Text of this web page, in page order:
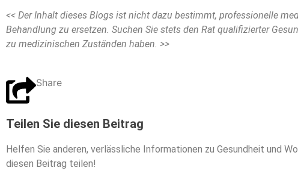
<< Der Inhalt dieses Blogs ist nicht dazu bestimmt, professionelle
Behandlung zu ersetzen. Suchen Sie stets den Rat qualifizierter
zu medizinischen Zuständen haben. >>
Share
Teilen Sie diesen Beitrag
Helfen Sie anderen, verlässliche Informationen zu Gesundheit und
diesen Beitrag teilen!